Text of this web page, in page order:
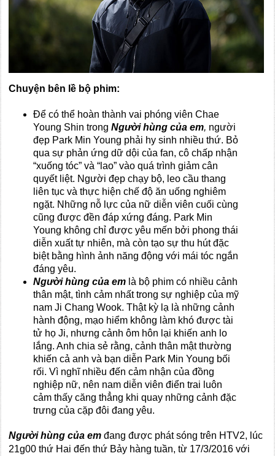
Chuyện bên lề bộ phim:
Để có thể hoàn thành vai phóng viên Chae
Young Shin trongNgười hùng của em, người
đẹp Park Min Young phải hy sinh nhiều thứ. Bỏ
qua sự phản ứng dữ dội của fan, cô chấp nhận
“xuống tóc” và “lao” vào quá trình giảm cân
quyết liệt. Người đẹp chạy bộ, leo cầu thang
liên tục và thực hiện chế độ ăn uống nghiêm
ngặt. Những nỗ lực của nữ diễn viên cuối cùng
cũng được đền đáp xứng đáng. Park Min
Young không chỉ được yêu mến bởi phong thái
diễn xuất tự nhiên, mà còn tạo sự thu hút đặc
biệt bằng hình ảnh năng động với mái tóc ngắn
đáng yêu.
Người hùng của em là bộ phim có nhiều cảnh
thân mật, tình cảm nhất trong sự nghiệp của mỹ
nam Ji Chang Wook. Thật kỳ lạ là những cảnh
hành động, mạo hiểm không làm khó được tài
tử họ Ji, nhưng cảnh ôm hôn lại khiến anh lo
lắng. Anh chia sẻ rằng, cảnh thân mật thường
khiến cả anh và bạn diễn Park Min Young bối
rối. Vì nghĩ nhiều đến cảm nhận của đồng
nghiệp nữ, nên nam diễn viên điển trai luôn
cảm thấy căng thẳng khi quay những cảnh đặc
trưng của cặp đôi đang yêu.
Người hùng của em đang được phát sóng trên HTV2, lúc
21g00 thứ Hai đến thứ Bảy hàng tuần, từ 17/3/2016 với